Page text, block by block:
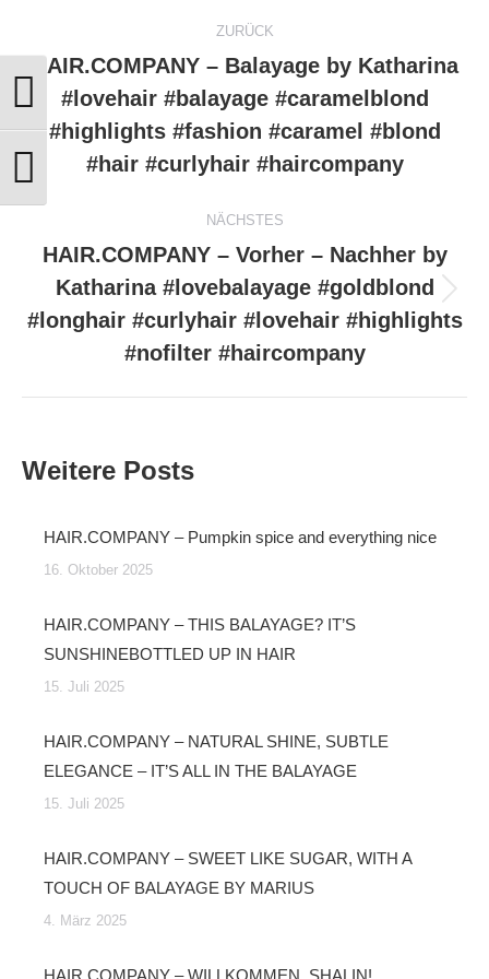
Umschalten auf hohe Kontraste
Schrift vergrößern
Kommentarnavigation
ZURÜCK
Vorheriger
Beitrag:
HAIR.COMPANY – Balayage by Katharina
#lovehair #balayage #caramelblond
#highlights #fashion #caramel #blond
#hair #curlyhair #haircompany
NÄCHSTES
Nächster
Beitrag:
HAIR.COMPANY – Vorher – Nachher by
Katharina #lovebalayage #goldblond
#longhair #curlyhair #lovehair #highlights
#nofilter #haircompany
Weitere Posts
HAIR.COMPANY – Pumpkin spice and everything nice
16. Oktober 2025
HAIR.COMPANY – THIS BALAYAGE? IT’S
SUNSHINEBOTTLED UP IN HAIR
15. Juli 2025
HAIR.COMPANY – NATURAL SHINE, SUBTLE
ELEGANCE – IT’S ALL IN THE BALAYAGE
15. Juli 2025
HAIR.COMPANY – SWEET LIKE SUGAR, WITH A
TOUCH OF BALAYAGE BY MARIUS
4. März 2025
HAIR.COMPANY – WILLKOMMEN, SHALIN!